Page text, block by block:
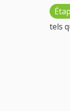
tels